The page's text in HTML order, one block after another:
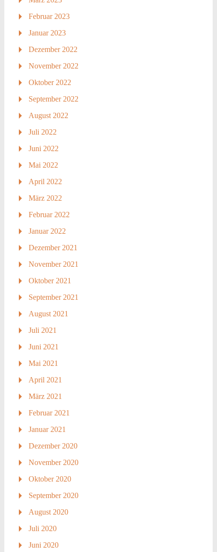
Februar 2023
Januar 2023
Dezember 2022
November 2022
Oktober 2022
September 2022
August 2022
Juli 2022
Juni 2022
Mai 2022
April 2022
März 2022
Februar 2022
Januar 2022
Dezember 2021
November 2021
Oktober 2021
September 2021
August 2021
Juli 2021
Juni 2021
Mai 2021
April 2021
März 2021
Februar 2021
Januar 2021
Dezember 2020
November 2020
Oktober 2020
September 2020
August 2020
Juli 2020
Juni 2020